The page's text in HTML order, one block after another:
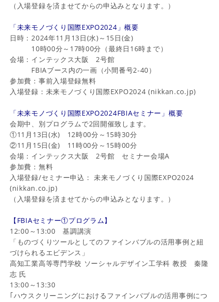
（入場登録を済ませてからの申込みとなります。）
「未来モノづくり国際EXPO2024」概要
日時：2024年11月13日(水)～15日(金)
10時00分～17時00分（最終日16時まで）
会場：インテックス大阪 2号館
FBIAブース内の一画（小間番号2-40）
参加費：事前入場登録無料
入場登録： 未来モノづくり国際EXPO2024 (nikkan.co.jp)
「未来モノづくり国際EXPO2024FBIAセミナー」概要
会期中、別プログラムで2回開催致します。
①11月13日(水) 12時00分～15時30分
②11月15日(金) 11時00分～15時00分
会場：インテックス大阪 2号館 セミナー会場A
参加費：無料
入場登録/セミナー申込：未来モノづくり国際EXPO2024
(nikkan.co.jp)
（入場登録を済ませてからの申込みとなります。）
【FBIAセミナー①プログラム】
12:00～13:00 基調講演
「ものづくりツールとしてのファインバブルの活用事例と紐
づけられるエビデンス」
高知工業高等専門学校 ソーシャルデザイン工学科 教授 秦隆
志 氏
13:00～13:30
｢ハウスクリーニングにおけるファインバブルの活用事例につ